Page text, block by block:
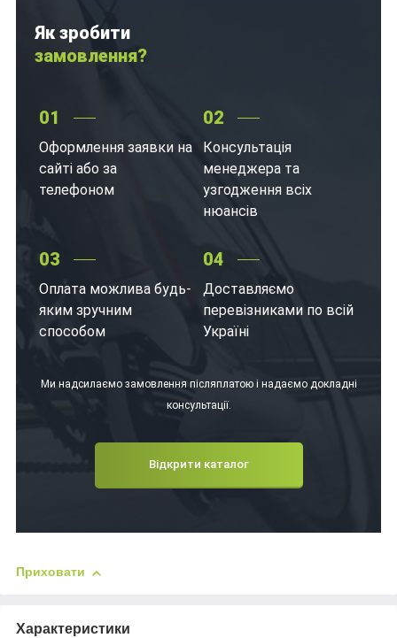
Як зробити
замовлення?
01
Оформлення заявки на
сайті або за
телефоном
02
Консультація
менеджера та
узгодження всіх
нюансів
03
Оплата можлива будь-
яким зручним
способом
04
Доставляємо
перевізниками по всій
Україні
Ми надсилаємо замовлення післяплатою і надаємо докладні
консультації.
Відкрити каталог
Приховати
Характеристики